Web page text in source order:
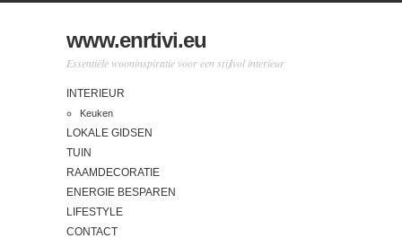
www.enrtivi.eu
Essentiële wooninspiratie voor een stijlvol interieur
INTERIEUR
Keuken
LOKALE GIDSEN
TUIN
RAAMDECORATIE
ENERGIE BESPAREN
LIFESTYLE
CONTACT